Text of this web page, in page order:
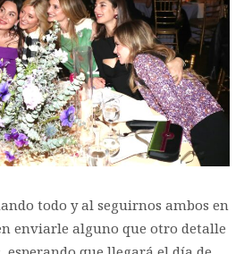
todo y al seguirnos ambos en
enviarle alguno que otro detalle